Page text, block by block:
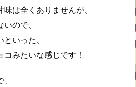
は全くありませんが、
ので、
いった、
みたいな感じです！